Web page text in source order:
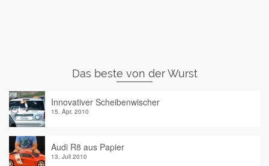
Das beste von der Wurst
Innovativer Scheibenwischer
15. Apr. 2010
Audi R8 aus Papier
13. Juli 2010